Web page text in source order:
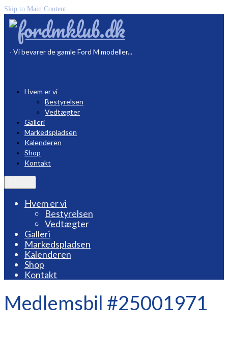
Skip to Main Content
- Vi bevarer de gamle Ford M modeller...
Hvem er vi
Bestyrelsen
Vedtægter
Galleri
Markedspladsen
Kalenderen
Shop
Kontakt
Hvem er vi
Bestyrelsen
Vedtægter
Galleri
Markedspladsen
Kalenderen
Shop
Kontakt
Medlemsbil #25001971